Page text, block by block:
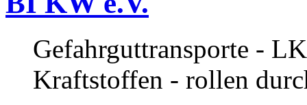
Gefahrguttransporte -
Kraftstoffen - rollen